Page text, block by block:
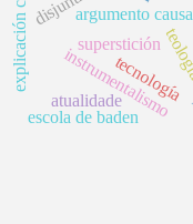
argumento
superstición
tecnología
instrumentalismo
escola de baden
explicación causal
atualidade